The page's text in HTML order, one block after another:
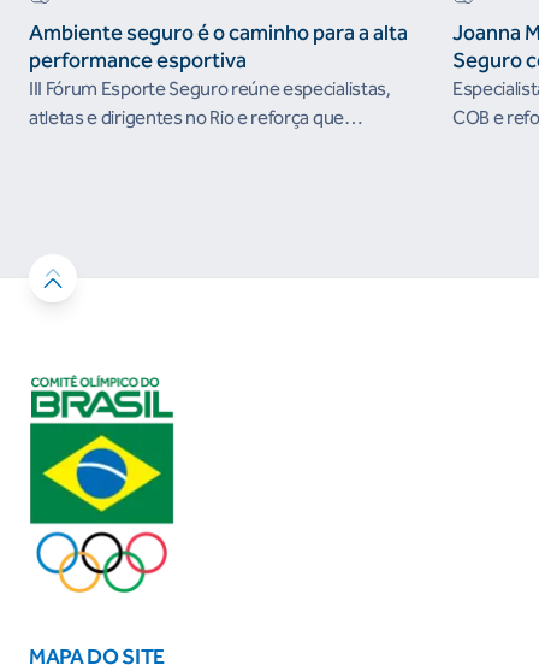
Ambiente seguro é o caminho para a alta
performance esportiva
III Fórum Esporte Seguro reúne especialistas,
atletas e dirigentes no Rio e reforça que
Joanna
Seguro
COB e
MAPA DO SITE